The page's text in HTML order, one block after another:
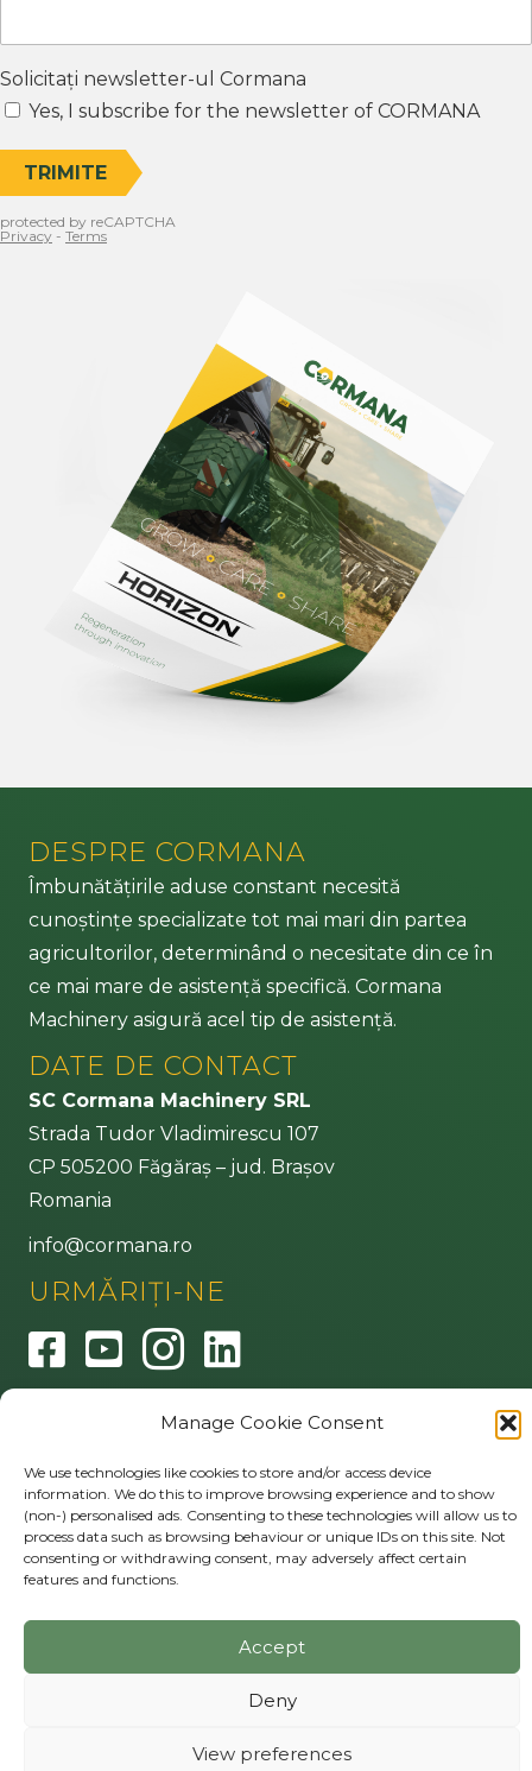
Manage Cookie Consent
We use technologies like cookies to store and/or access device
information. We do this to improve browsing experience and to show
(non-) personalised ads. Consenting to these technologies will allow us to
process data such as browsing behaviour or unique IDs on this site. Not
consenting or withdrawing consent, may adversely affect certain
features and functions.
Accept
Deny
View preferences
DESPRE CORMANA
Îmbunătățirile aduse constant necesită
cunoștințe specializate tot mai mari din partea
agricultorilor, determinând o necesitate din ce în
ce mai mare de asistență specifică. Cormana
Machinery asigură acel tip de asistență.
DATE DE CONTACT
SC Cormana Machinery SRL
Strada Tudor Vladimirescu 107
CP 505200 Făgăraș – jud. Brașov
Romania
info@cormana.ro
URMĂRIȚI-NE
MAI MULT
Cookie Policy (EU)
© 2026 Cormana. Toate drepturile rezervate.